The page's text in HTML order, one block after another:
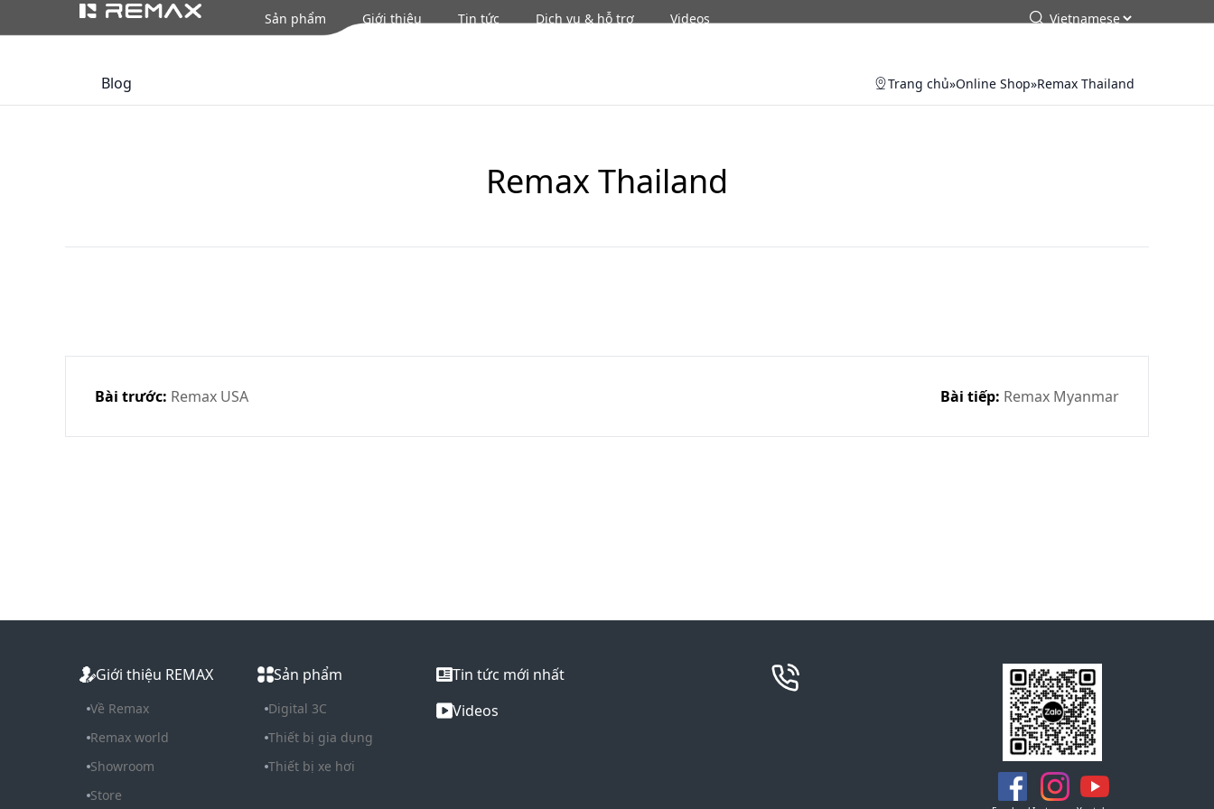
Sản phẩm Giới thiệu Tin tức Dịch vụ & hỗ trợ
Videos
Blog Trang chủ»Online Shop»Remax Thailand
Remax Thailand
Bài trước: Remax USA Bài tiếp: Remax Myanmar
Giới thiệu REMAX
Về Remax
Remax world
Showroom
Store
Sản phẩm
Digital 3C
Thiết bị gia dụng
Thiết bị xe hơi
Tin tức mới nhất
Videos